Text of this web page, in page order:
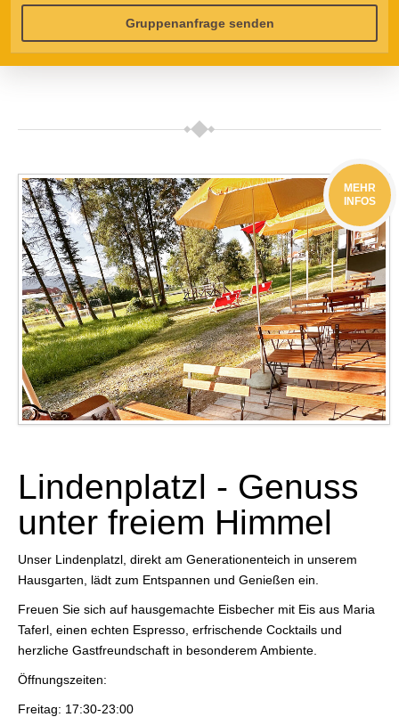
Gruppenanfrage senden
MEHR
INFOS
Lindenplatzl - Genuss
unter freiem Himmel
Unser Lindenplatzl, direkt am Generationenteich in unserem
Hausgarten, lädt zum Entspannen und Genießen ein.
Freuen Sie sich auf hausgemachte Eisbecher mit Eis aus Maria
Taferl, einen echten Espresso, erfrischende Cocktails und
herzliche Gastfreundschaft in besonderem Ambiente.
Öffnungszeiten:
Freitag: 17:30-23:00